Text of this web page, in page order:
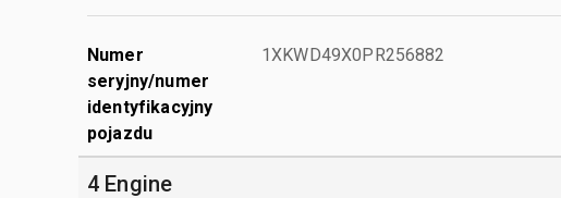
Numer
seryjny/numer
identyfikacyjny
pojazdu
1XKWD49X0PR256882
4 Engine